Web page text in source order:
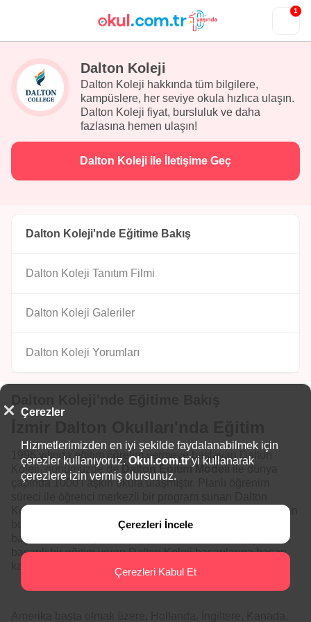
1
Dalton Koleji
Dalton Koleji hakkında tüm bilgilere,
kampüslere, her seviye okula hızlıca ulaşın.
Dalton Koleji fiyat, bursluluk ve daha
fazlasına hemen ulaşın!
Dalton Koleji ile İletişime Geç
Dalton Koleji'nde Eğitime Bakış
Dalton Koleji Tanıtım Filmi
Dalton Koleji Galeriler
Dalton Koleji Yorumları
1996 yılında eğitim öğretim vermeye başlayan Dalton
Koleji, günümüzde de
Dalton Eğitim Modeli
çapında 1000’i aşkın okula ulaşmıştır. Planlı öğrenim
Koleji, özgür ve aktif bir sınıf ortamı sunmaktadır. Sağlanan
bu ortamda öğrencilerin sorumluluk sahibi, yaratıcı ve
başarılı birer birey olmaları hedeflenirken, dünya çapında
başarılı bir eğitim veren Dalton Koleji başarılarına başarı
Çerezler
Hizmetlerimizden en iyi şekilde faydalanabilmek için
çerezler kullanıyoruz. Okul.com.tr’yi kullanarak
çerezlere izin vermiş olursunuz.
Çerezleri İncele
Çerezleri Kabul Et